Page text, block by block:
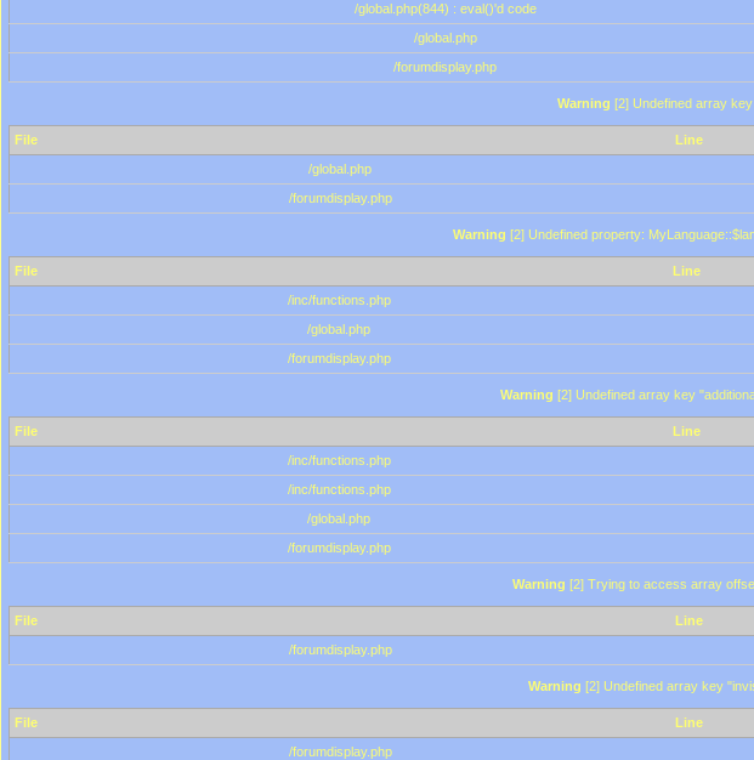
/global.php(844) : eval()'d code
/global.php
/forumdisplay.php
Warning [2] Undefined array
File Line
/global.php
/forumdisplay.php
Warning [2] Undefined property:
File Line
/inc/functions.php
/global.php
/forumdisplay.php
Warning [2] Undefined array key
File Line
/inc/functions.php
/inc/functions.php
/global.php
/forumdisplay.php
Warning [2] Trying to access array
File Line
/forumdisplay.php
Warning [2] Undefined array key
File Line
/forumdisplay.php